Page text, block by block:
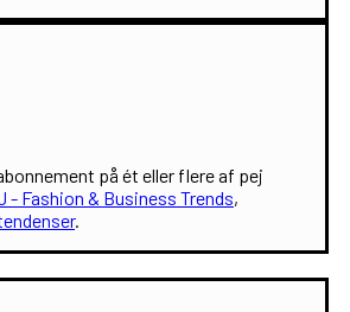
på ét eller flere af pej
- Fashion & Business Trends,
.